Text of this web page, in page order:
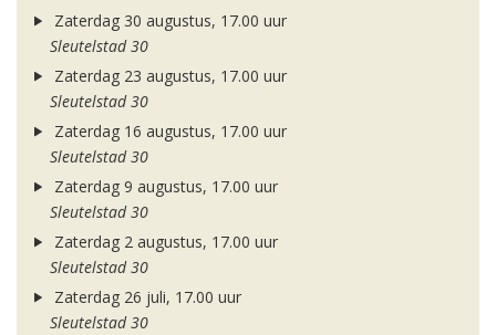
Zaterdag 30 augustus, 17.00 uur
Sleutelstad 30
Zaterdag 23 augustus, 17.00 uur
Sleutelstad 30
Zaterdag 16 augustus, 17.00 uur
Sleutelstad 30
Zaterdag 9 augustus, 17.00 uur
Sleutelstad 30
Zaterdag 2 augustus, 17.00 uur
Sleutelstad 30
Zaterdag 26 juli, 17.00 uur
Sleutelstad 30